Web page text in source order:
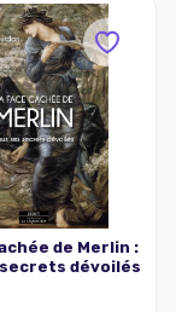
de Merlin :
dévoilés